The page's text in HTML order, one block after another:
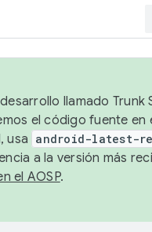
llamado Trunk
el código fuente en
usa android-latest-
a la versión más
el AOSP.